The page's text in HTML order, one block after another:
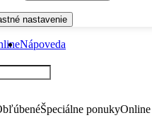
nastavenie
Nápoveda
Špeciálne ponuky